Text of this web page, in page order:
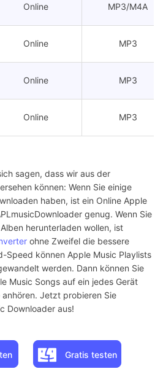
Online MP3/M4A
Online MP3
Online MP3
Online MP3
Windows, Mac,
Linux
MP3/OGG/WAV
sagen, dass wir aus der
können: Wenn Sie einige
haben, ist ein Online Apple
genug. Wenn Sie
herunterladen wollen, ist
ohne Zweifel die bessere
Speed können Apple Music Playlists
werden. Dann können Sie
Music Songs auf ein jedes Gerät
Jetzt probieren Sie
Downloader aus!
Gratis testen